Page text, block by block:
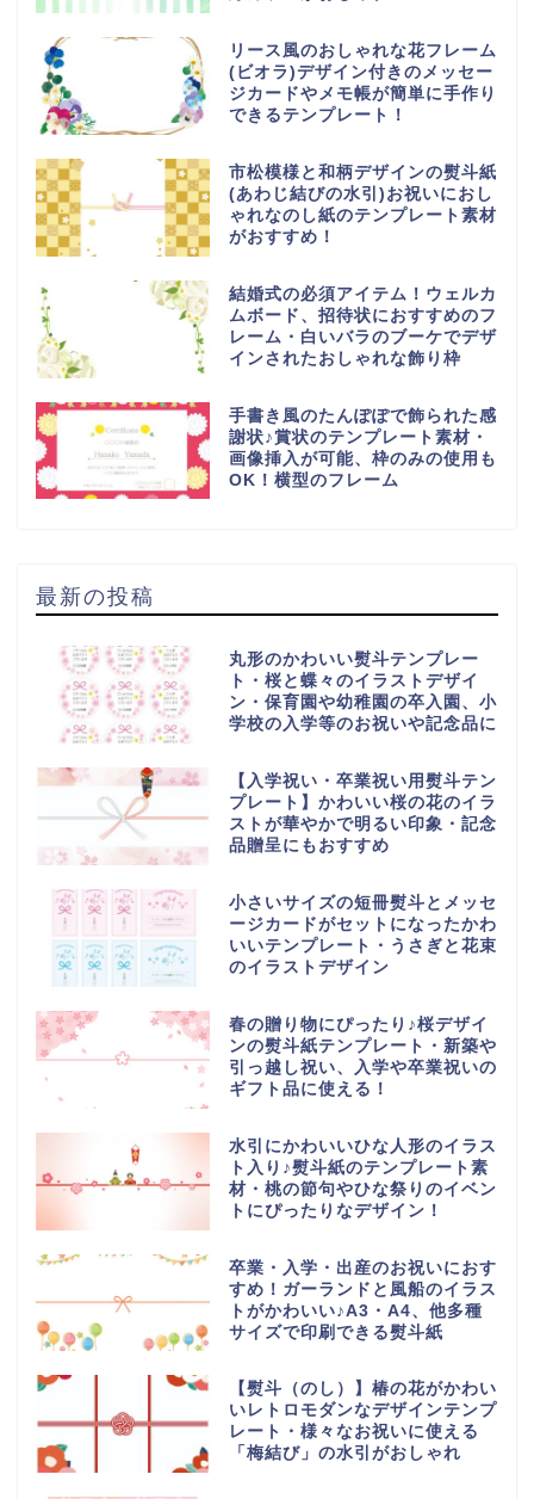
リース風のおしゃれな花フレーム
(ビオラ)デザイン付きのメッセー
ジカードやメモ帳が簡単に手作り
できるテンプレート！
市松模様と和柄デザインの熨斗紙
(あわじ結びの水引)お祝いにおし
ゃれなのし紙のテンプレート素材
がおすすめ！
結婚式の必須アイテム！ウェルカ
ムボード、招待状におすすめのフ
レーム・白いバラのブーケでデザ
インされたおしゃれな飾り枠
手書き風のたんぽぽで飾られた感
謝状♪賞状のテンプレート素材・
画像挿入が可能、枠のみの使用も
OK！横型のフレーム
最新の投稿
丸形のかわいい熨斗テンプレー
ト・桜と蝶々のイラストデザイ
ン・保育園や幼稚園の卒入園、小
学校の入学等のお祝いや記念品に
【入学祝い・卒業祝い用熨斗テン
プレート】かわいい桜の花のイラ
ストが華やかで明るい印象・記念
品贈呈にもおすすめ
小さいサイズの短冊熨斗とメッセ
ージカードがセットになったかわ
いいテンプレート・うさぎと花束
のイラストデザイン
春の贈り物にぴったり♪桜デザイ
ンの熨斗紙テンプレート・新築や
引っ越し祝い、入学や卒業祝いの
ギフト品に使える！
水引にかわいいひな人形のイラス
ト入り♪熨斗紙のテンプレート素
材・桃の節句やひな祭りのイベン
トにぴったりなデザイン！
卒業・入学・出産のお祝いにおす
すめ！ガーランドと風船のイラス
トがかわいい♪A3・A4、他多種
サイズで印刷できる熨斗紙
【熨斗（のし）】椿の花がかわい
いレトロモダンなデザインテンプ
レート・様々なお祝いに使える
「梅結び」の水引がおしゃれ